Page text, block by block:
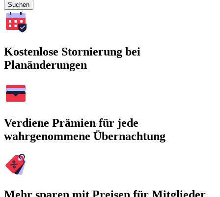
Suchen
Kostenlose Stornierung bei
Planänderungen
Verdiene Prämien für jede
wahrgenommene Übernachtung